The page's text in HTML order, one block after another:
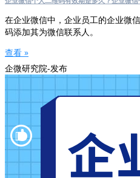
在企业微信中，企业员工的企业微
码添加其为微信联系人。
查看 »
企微研究院-发布